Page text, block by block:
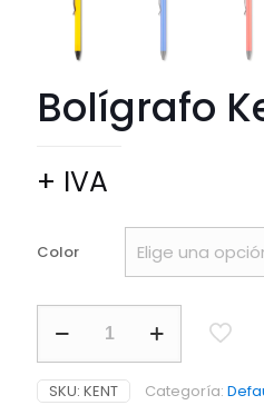
Bolígrafo
+ IVA
Color
Kent
cantidad
SKU: KENT Categoría: